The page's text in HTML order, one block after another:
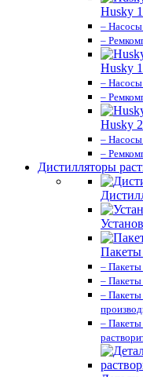
Husky
–
–
Husky
–
–
Husky
–
–
Дистилляторы
Пакеты
– Пакеты
– Пакеты
– Пакеты
– Пакеты